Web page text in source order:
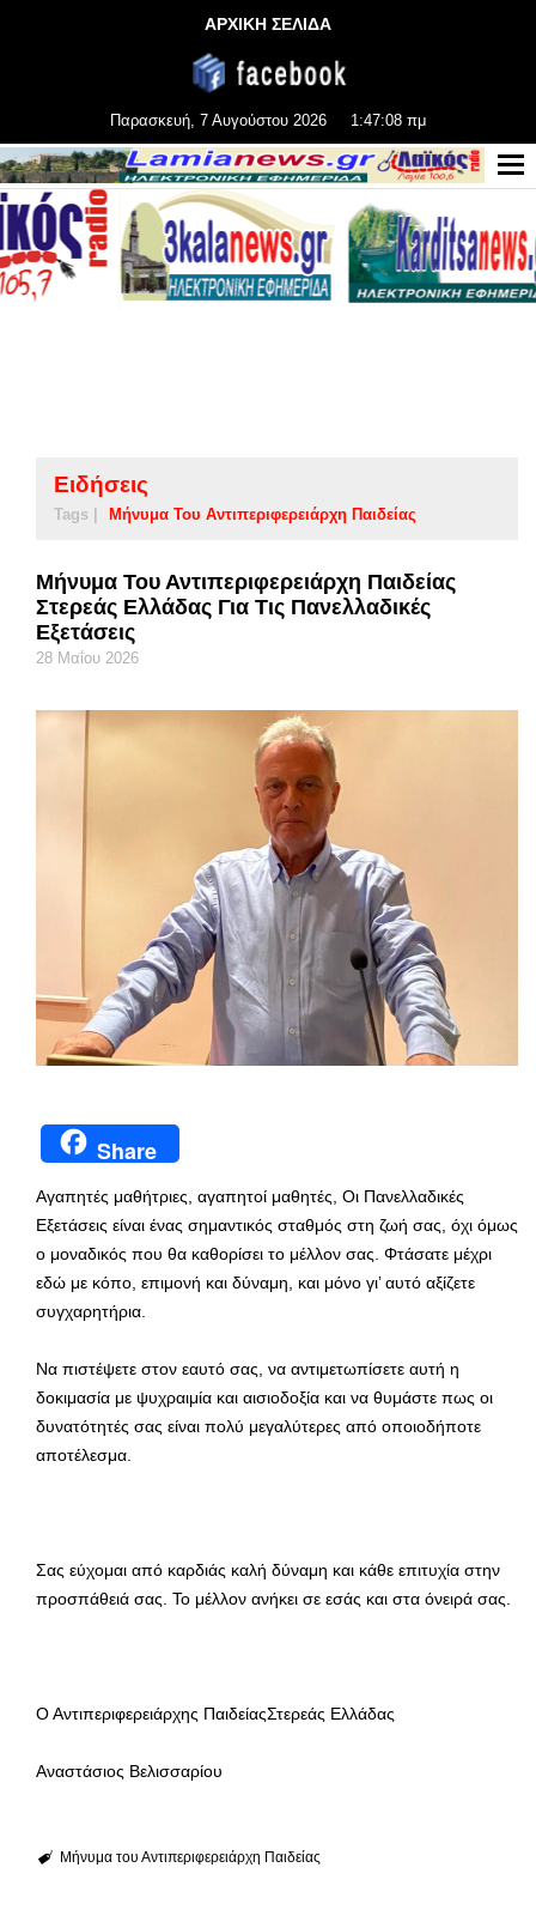
ΑΡΧΙΚΗ ΣΕΛΙΔΑ
Παρασκευή, 7 Αυγούστου 2026 1:47:09 πμ
Ειδήσεις
Tags | Μήνυμα Του Αντιπεριφερειάρχη Παιδείας
Μήνυμα Του Αντιπεριφερειάρχη Παιδείας
Στερεάς Ελλάδας Για Τις Πανελλαδικές
Εξετάσεις
28 Μαΐου 2026
Share
Αγαπητές μαθήτριες, αγαπητοί μαθητές, Οι Πανελλαδικές
Εξετάσεις είναι ένας σημαντικός σταθμός στη ζωή σας, όχι όμως
ο μοναδικός που θα καθορίσει το μέλλον σας. Φτάσατε μέχρι
εδώ με κόπο, επιμονή και δύναμη, και μόνο γι’ αυτό αξίζετε
συγχαρητήρια.
Να πιστέψετε στον εαυτό σας, να αντιμετωπίσετε αυτή η
δοκιμασία με ψυχραιμία και αισιοδοξία και να θυμάστε πως οι
δυνατότητές σας είναι πολύ μεγαλύτερες από οποιοδήποτε
αποτέλεσμα.
Σας εύχομαι από καρδιάς καλή δύναμη και κάθε επιτυχία στην
προσπάθειά σας. Το μέλλον ανήκει σε εσάς και στα όνειρά σας.
Ο Αντιπεριφερειάρχης ΠαιδείαςΣτερεάς Ελλάδας
Αναστάσιος Βελισσαρίου
Μήνυμα του Αντιπεριφερειάρχη Παιδείας